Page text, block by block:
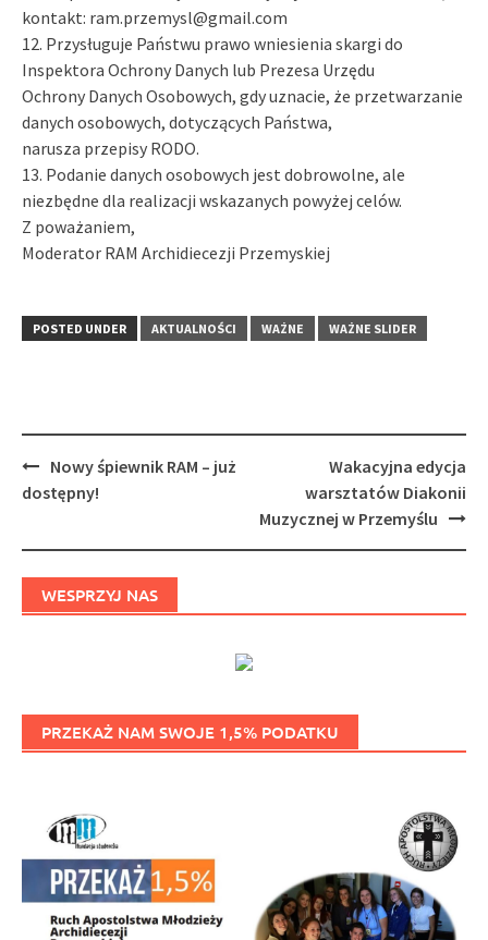
kontakt: ram.przemysl@gmail.com
12. Przysługuje Państwu prawo wniesienia skargi do
Inspektora Ochrony Danych lub Prezesa Urzędu
Ochrony Danych Osobowych, gdy uznacie, że przetwarzanie
danych osobowych, dotyczących Państwa,
narusza przepisy RODO.
13. Podanie danych osobowych jest dobrowolne, ale
niezbędne dla realizacji wskazanych powyżej celów.
Z poważaniem,
Moderator RAM Archidiecezji Przemyskiej
POSTED UNDER AKTUALNOŚCI WAŻNE WAŻNE SLIDER
Post
navigation
Nowy śpiewnik RAM – już
dostępny!
Wakacyjna edycja
warsztatów Diakonii
Muzycznej w Przemyślu
WESPRZYJ NAS
PRZEKAŻ NAM SWOJE 1,5% PODATKU